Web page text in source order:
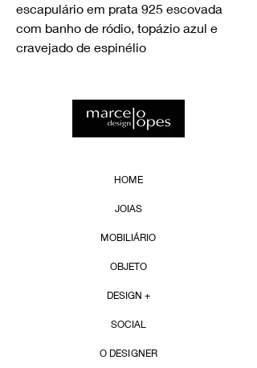
escapulário em prata 925 escovada
com banho de ródio, topázio azul e
cravejado de espinélio
HOME
JOIAS
MOBILIÁRIO
OBJETO
DESIGN +
SOCIAL
O DESIGNER